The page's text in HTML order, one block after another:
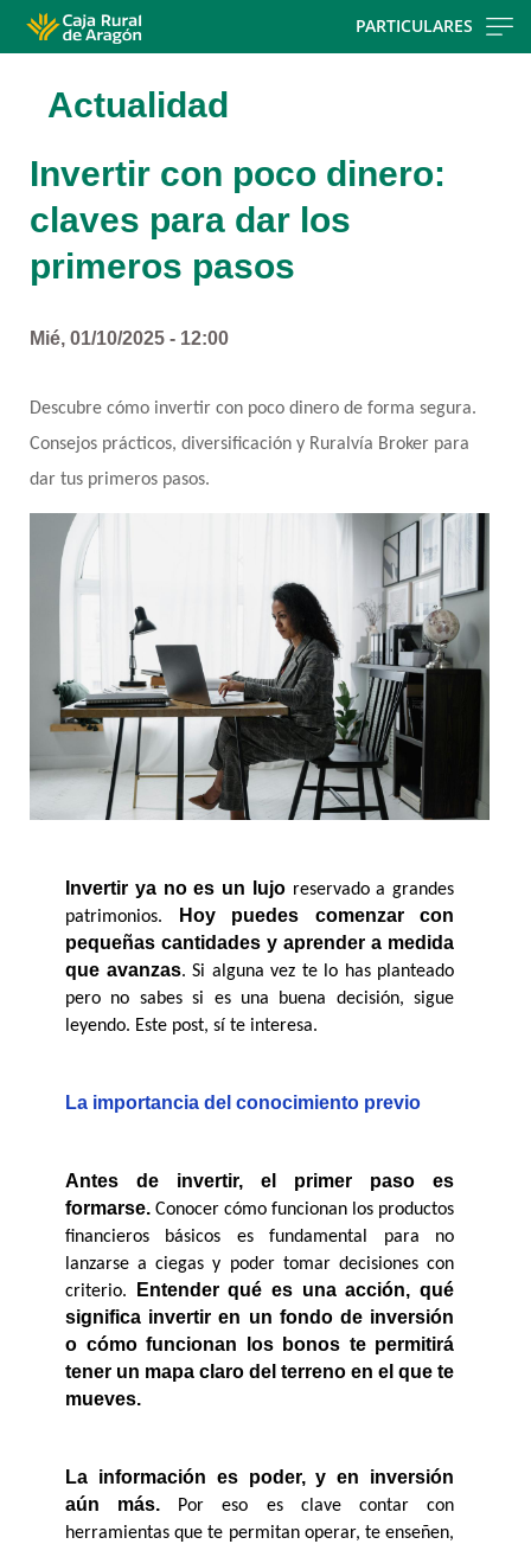
PARTICULARES
Actualidad
Invertir con poco dinero:
claves para dar los
primeros pasos
Mié, 01/10/2025 - 12:00
Descubre cómo invertir con poco dinero de forma segura.
Consejos prácticos, diversificación y Ruralvía Broker para
dar tus primeros pasos.
Invertir ya no es un lujo reservado a grandes
patrimonios. Hoy puedes comenzar con
pequeñas cantidades y aprender a medida
que avanzas. Si alguna vez te lo has planteado
pero no sabes si es una buena decisión, sigue
leyendo. Este post, sí te interesa.
La importancia del conocimiento previo
Antes de invertir, el primer paso es
formarse. Conocer cómo funcionan los productos
financieros básicos es fundamental para no
lanzarse a ciegas y poder tomar decisiones con
criterio. Entender qué es una acción, qué
significa invertir en un fondo de inversión
o cómo funcionan los bonos te permitirá
tener un mapa claro del terreno en el que te
mueves.
La información es poder, y en inversión
aún más. Por eso es clave contar con
herramientas que te permitan operar, te enseñen,